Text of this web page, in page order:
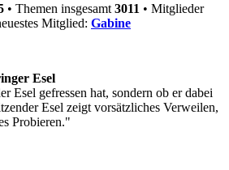
• Themen insgesamt 3011 • Mitglieder
Mitglied: Gabine
Esel
Esel gefressen hat, sondern ob er dabei
Esel zeigt vorsätzliches Verweilen,
Probieren."